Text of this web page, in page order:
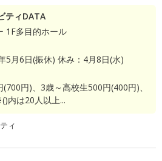
ティDATA
1F多目的ホール
5月6日(振休) 休み：4月8日(水)
円)、3歳～高校生500円(400円)、
内は20人以上...
ィ